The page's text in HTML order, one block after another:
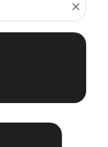
close